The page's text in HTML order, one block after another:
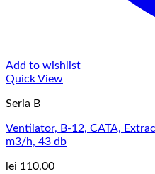
Add to wishlist
Quick View
Seria B
Ventilator, B-12, CATA,
m3/h, 43 db
lei 110,00